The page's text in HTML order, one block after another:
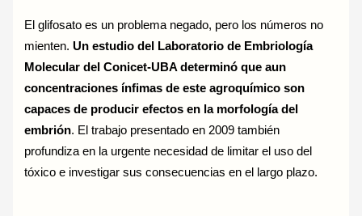
El glifosato es un problema negado, pero los números no
mienten.Un estudio del Laboratorio de Embriología
Molecular del Conicet-UBA determinó que aun
concentraciones ínfimas de este agroquímico son
capaces de producir efectos en la morfología del
embrión. El trabajo presentado en 2009 también
profundiza en la urgente necesidad de limitar el uso del
tóxico e investigar sus consecuencias en el largo plazo.